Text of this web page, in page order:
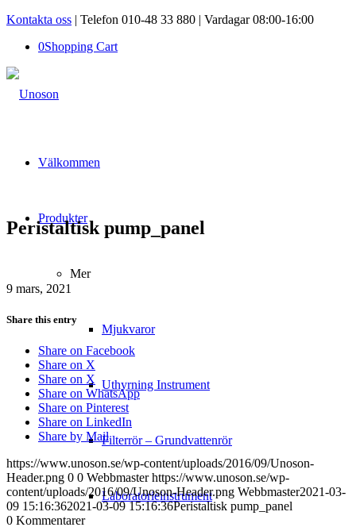
Kontakta oss | Telefon 010-48 33 880 | Vardagar 08:00-16:00
0Shopping Cart
Välkommen
Produkter
Mer
Mjukvaror
Uthyrning Instrument
Filterrör – Grundvattenrör
Laboratorieinstrument
Peristaltisk pump_panel
9 mars, 2021
Share this entry
Share on Facebook
Share on X
Share on X
Share on WhatsApp
Share on Pinterest
Share on LinkedIn
Share by Mail
https://www.unoson.se/wp-content/uploads/2016/09/Unoson-
Header.png 0 0 Webbmaster https://www.unoson.se/wp-
content/uploads/2016/09/Unoson-Header.png Webbmaster2021-03-
09 15:16:362021-03-09 15:16:36Peristaltisk pump_panel
0 Kommentarer